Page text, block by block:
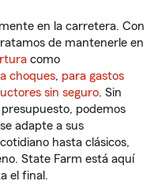
en la carretera. Con
de mantenerle en
como
choques, para gastos
sin seguro. Sin
podemos
adapte a sus
hasta clásicos,
State Farm está aquí
el final.